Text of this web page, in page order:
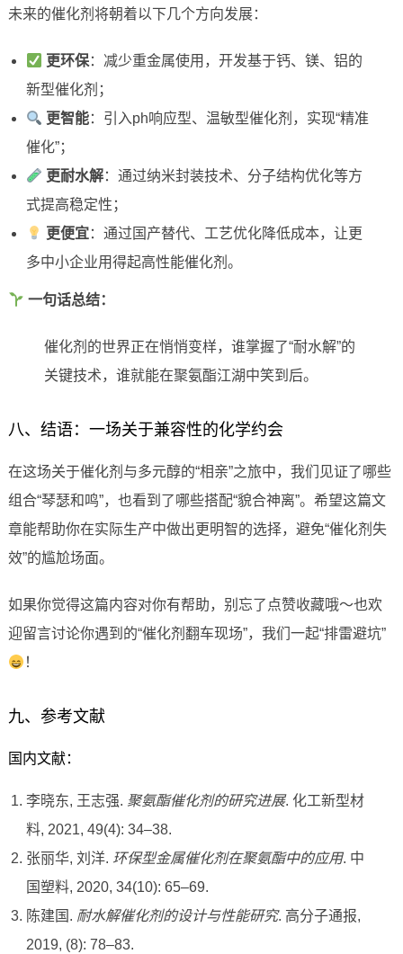
未来的催化剂将朝着以下几个方向发展：
更环保：减少重金属使用，开发基于钙、镁、铝的
新型催化剂；
更智能：引入ph响应型、温敏型催化剂，实现“精准
催化”；
更耐水解：通过纳米封装技术、分子结构优化等方
式提高稳定性；
更便宜：通过国产替代、工艺优化降低成本，让更
多中小企业用得起高性能催化剂。
一句话总结：
催化剂的世界正在悄悄变样，谁掌握了“耐水解”的
关键技术，谁就能在聚氨酯江湖中笑到后。
八、结语：一场关于兼容性的化学约会
在这场关于催化剂与多元醇的“相亲”之旅中，我们见证了哪些
组合“琴瑟和鸣”，也看到了哪些搭配“貌合神离”。希望这篇文
章能帮助你在实际生产中做出更明智的选择，避免“催化剂失
效”的尴尬场面。
如果你觉得这篇内容对你有帮助，别忘了点赞收藏哦～也欢
迎留言讨论你遇到的“催化剂翻车现场”，我们一起“排雷避坑”
！
九、参考文献
国内文献：
李晓东, 王志强. 聚氨酯催化剂的研究进展. 化工新型材
料, 2021, 49(4): 34–38.
张丽华, 刘洋. 环保型金属催化剂在聚氨酯中的应用. 中
国塑料, 2020, 34(10): 65–69.
陈建国. 耐水解催化剂的设计与性能研究. 高分子通报,
2019, (8): 78–83.